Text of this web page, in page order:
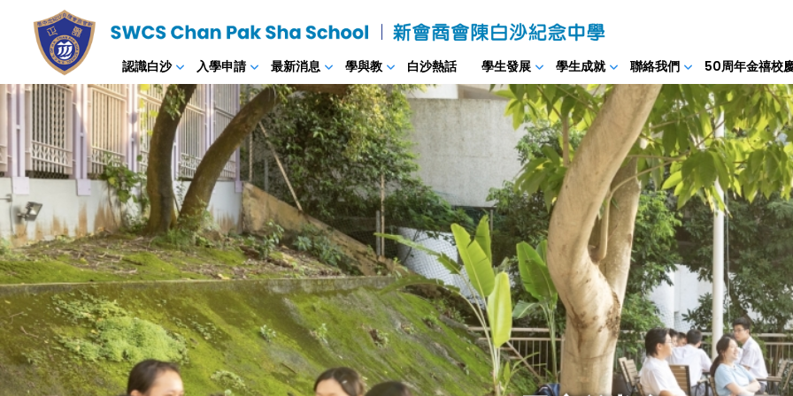
認識白沙 入學申請 最新消息 學與教 白沙熱話 學生發展 學生成就 聯絡我們 50周年金禧校